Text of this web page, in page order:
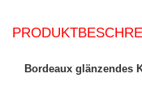
Bordeaux glänzendes